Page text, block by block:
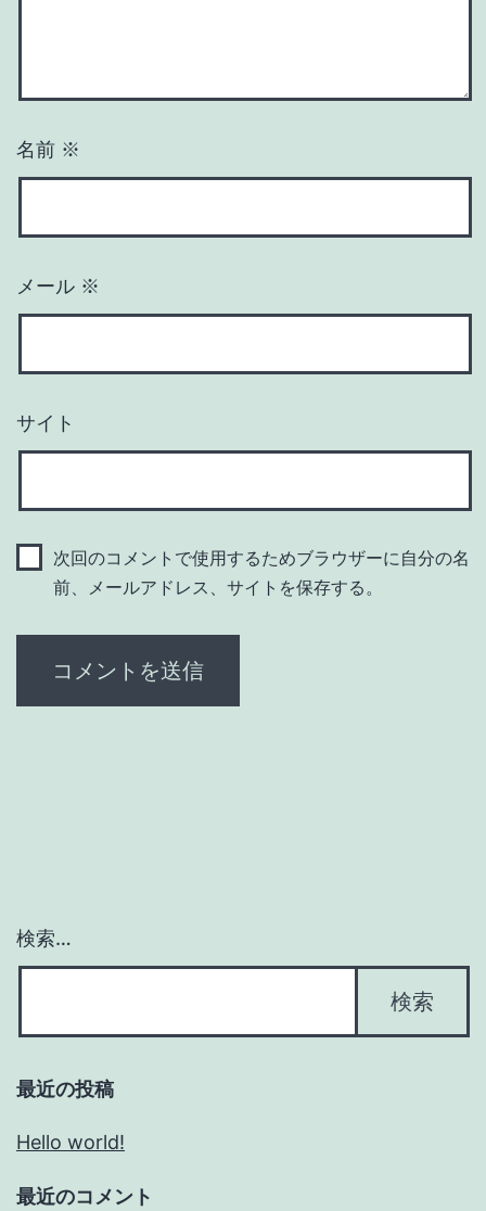
名前 ※
メール ※
サイト
次回のコメントで使用するためブラウザーに自分の名
前、メールアドレス、サイトを保存する。
検索…
最近の投稿
Hello world!
最近のコメント